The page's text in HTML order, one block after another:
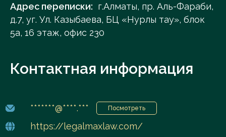
Адрес переписки: г.Алматы, пр. Аль-Фараби,
д.7, уг. Ул. Казыбаева, БЦ «Нурлы тау», блок
5а, 16 этаж, офис 230
Контактная информация
*******@****.*** Посмотреть
https://legalmaxlaw.com/